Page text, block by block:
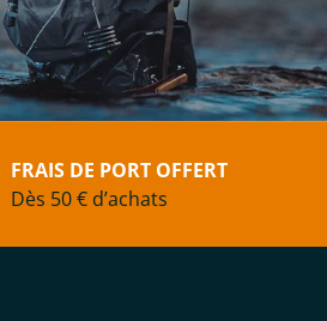
FRAIS DE PORT OFFERT
Dès 50 € d’achats